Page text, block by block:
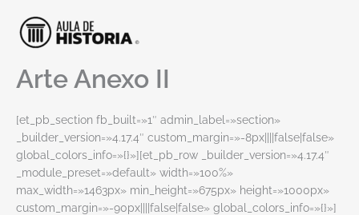
contenido
Arte Anexo II
[et_pb_section fb_built=»1″ admin_label=»section»
_builder_version=»4.17.4″ custom_margin=»-8px||||false|false»
global_colors_info=»{}»][et_pb_row _builder_version=»4.17.4″
_module_preset=»default» width=»100%»
max_width=»1463px» min_height=»675px» height=»1000px»
custom_margin=»-90px||||false|false» global_colors_info=»{}»]